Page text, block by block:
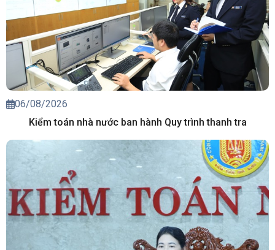
06/08/2026
Kiểm toán nhà nước ban hành Quy trình thanh tra